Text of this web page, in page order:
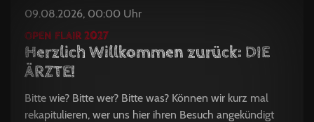
09.08.2026, 00:00 Uhr
OPEN FLAIR 2027
Herzlich Willkommen zurück: DIE
ÄRZTE!
Bitte wie? Bitte wer? Bitte was? Können wir kurz mal
rekapitulieren, wer uns hier ihren Besuch angekündigt